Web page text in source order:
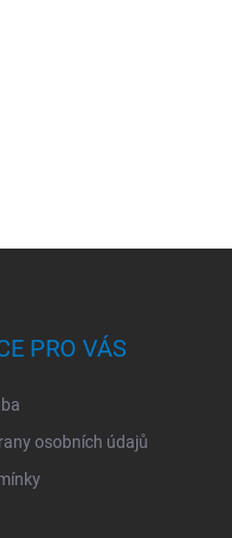
PRO VÁS
osobních údajů